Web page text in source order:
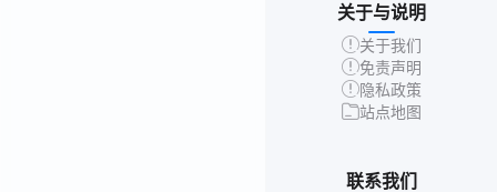
关于与说明
关于我们
免责声明
隐私政策
站点地图
联系我们